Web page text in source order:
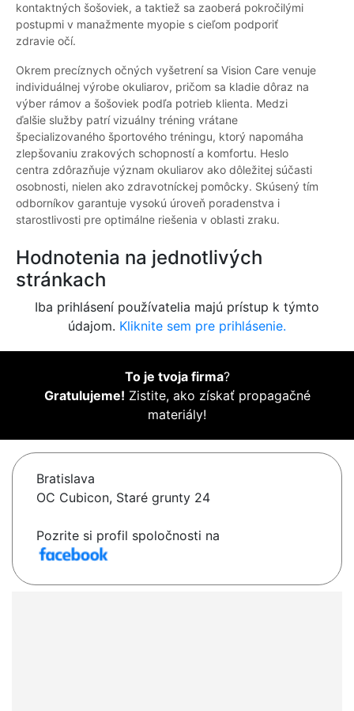
kontaktných šošoviek, a taktiež sa zaoberá pokročilými
postupmi v manažmente myopie s cieľom podporiť
zdravie očí.
Okrem precíznych očných vyšetrení sa Vision Care venuje
individuálnej výrobe okuliarov, pričom sa kladie dôraz na
výber rámov a šošoviek podľa potrieb klienta. Medzi
ďalšie služby patrí vizuálny tréning vrátane
špecializovaného športového tréningu, ktorý napomáha
zlepšovaniu zrakových schopností a komfortu. Heslo
centra zdôrazňuje význam okuliarov ako dôležitej súčasti
osobnosti, nielen ako zdravotníckej pomôcky. Skúsený tím
odborníkov garantuje vysokú úroveň poradenstva i
starostlivosti pre optimálne riešenia v oblasti zraku.
Hodnotenia na jednotlivých
stránkach
Iba prihlásení používatelia majú prístup k týmto
údajom. Kliknite sem pre prihlásenie.
To je tvoja firma?
Gratulujeme! Zistite, ako získať propagačné
materiály!
Bratislava
OC Cubicon, Staré grunty 24
Pozrite si profil spoločnosti na